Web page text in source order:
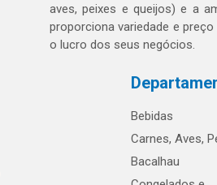
aves, peixes e queijos) e a
proporciona variedade e
o lucro dos seus negócios.
Bebidas
Carnes, Aves,
Bacalhau